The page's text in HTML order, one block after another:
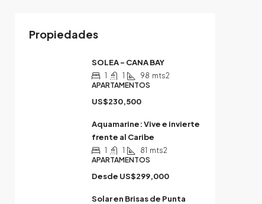
Propiedades
SOLEA – CANA BAY
1 1 98 mts2
APARTAMENTOS
US$230,500
Aquamarine: Vive e invierte
frente al Caribe
1 1 81 mts2
APARTAMENTOS
Desde US$299,000
Solar en Brisas de Punta